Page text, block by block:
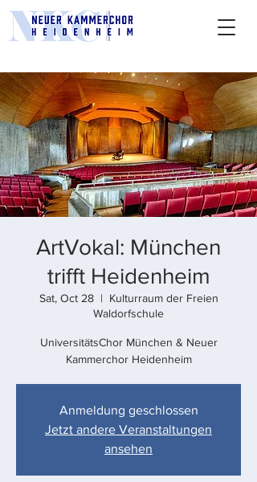
ArtVokal: München
trifft Heidenheim
Sat, Oct 28
  |
Kulturraum der Freien
Waldorfschule
UniversitätsChor München & Neuer
Kammerchor Heidenheim
Anmeldung geschlossen
Jetzt andere Veranstaltungen
ansehen